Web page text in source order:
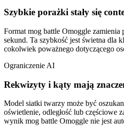
Szybkie porażki stały się
Format mog battle Omoggle zamienia
sekund. Ta szybkość jest świetna dla
cokolwiek poważnego dotyczącego
Ograniczenie AI
Rekwizyty i kąty mają
Model siatki twarzy może być
oświetlenie, odległość lub częściowe
wynik mog battle Omoggle nie jest